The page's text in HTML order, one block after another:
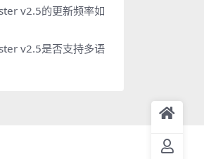
v2.5的更新频率如
v2.5是否支持多语